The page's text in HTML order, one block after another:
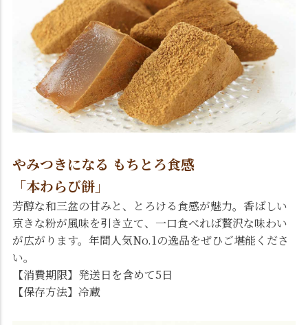
やみつきになる もちとろ食感
「本わらび餅」
芳醇な和三盆の甘みと、とろける食感が魅力。香ばしい
京きな粉が風味を引き立て、一口食べれば贅沢な味わい
が広がります。年間人気No.1の逸品をぜひご堪能くださ
い。
【消費期限】発送日を含めて5日
【保存方法】冷蔵